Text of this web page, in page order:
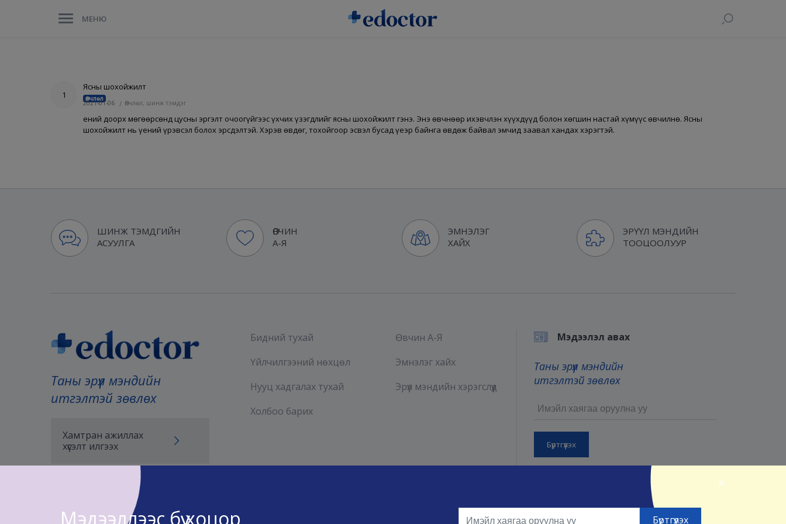
МЕНЮ
1
Ясны шохойжилт
Өвчлөл
2021-01-06 / Өвчлөл, шинж тэмдэг
Үений доорх мөгөөрсөнд цусны эргэлт очоогүйгээс үхчих үзэгдлийг ясны шохойжилт гэнэ. Энэ өвчнөөр ихэвчлэн хүүхдүүд болон хөгшин настай хүмүүс өвчилнө. Ясны
шохойжилт нь үений үрэвсэл болох эрсдэлтэй. Хэрэв өвдөг, тохойгоор эсвэл бусад үеэр байнга өвдөж байвал эмчид заавал хандах хэрэгтэй.
Мэдээллээс бүү хоцор
ШИНЖ ТЭМДГИЙН
АСУУЛГА
ӨВЧИН
А-Я
ЭМНЭЛЭГ
ХАЙХ
ЭРҮҮЛ МЭНДИЙН
ТООЦООЛУУР
Таны эрүүл мэндийн
итгэлтэй зөвлөх
Хамтран ажиллах
хүсэлт илгээх
Бидний тухай
Үйлчилгээний нөхцөл
Нууц хадгалах тухай
Холбоо барих
Өвчин А-Я
Эмнэлэг хайх
Эрүүл мэндийн хэрэгслүүд
Мэдээлэл авах
Таны эрүүл мэндийн
итгэлтэй зөвлөх
Үйлчилгээний нөхцөл
зөвшөөрсөнд тооцно.